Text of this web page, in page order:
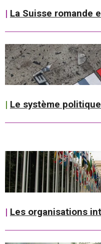
| La Suisse romande
| Le système
| Les organisations